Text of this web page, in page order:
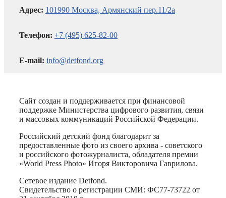
Адрес: 101990 Москва, Армянский пер.11/2а
Телефон: +7 (495) 625-82-00
E-mail: info@detfond.org
Сайт создан и поддерживается при финансовой
поддержке Министерства цифрового развития, связи
и массовых коммуникаций Российской Федерации.
Российский детский фонд благодарит за
предоставленные фото из своего архива - советского
и российского фотожурналиста, обладателя премии
«World Press Photo» Игоря Викторовича Гаврилова.
Сетевое издание Detfond.
Свидетельство о регистрации СМИ: ФС77-73722 от